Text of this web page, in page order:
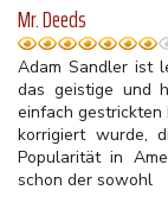
Mr. Deeds
Adam Sandler ist
das geistige und
einfach gestrickten
korrigiert wurde,
Popularität in
schon der sowohl